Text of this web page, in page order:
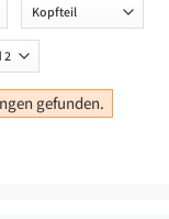
Kopfteil
gefunden.